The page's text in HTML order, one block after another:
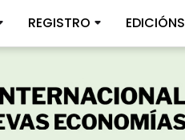
REGISTRO EDICIÓNS